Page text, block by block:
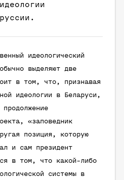
идеологический
выделяют две
в том, что, признавая
идеологии в Беларуси,
«заповедник
позиция, которую
и сам президент
в том, что какой-либо
системы в